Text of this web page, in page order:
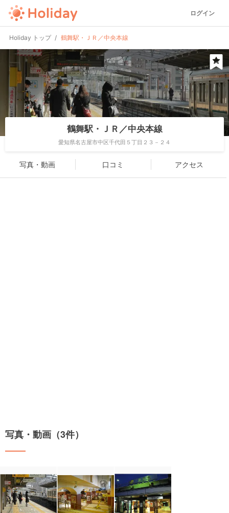
ログイン
Holiday トップ 鶴舞駅・ＪＲ／中央本線
鶴舞駅・ＪＲ／中央本線
愛知県名古屋市中区千代田５丁目２３－２４
写真・動画 口コミ アクセス
写真・動画（3件）